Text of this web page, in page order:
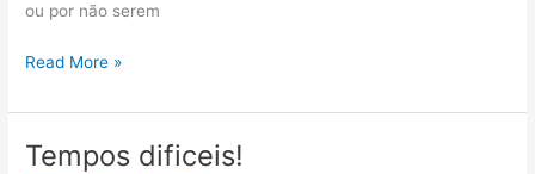
ou por não serem
Read More »
Tempos dificeis!
Tempos